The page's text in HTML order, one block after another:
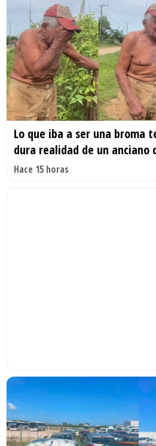
Lo que iba a ser una broma
dura realidad de un anciano
Hace 15 horas